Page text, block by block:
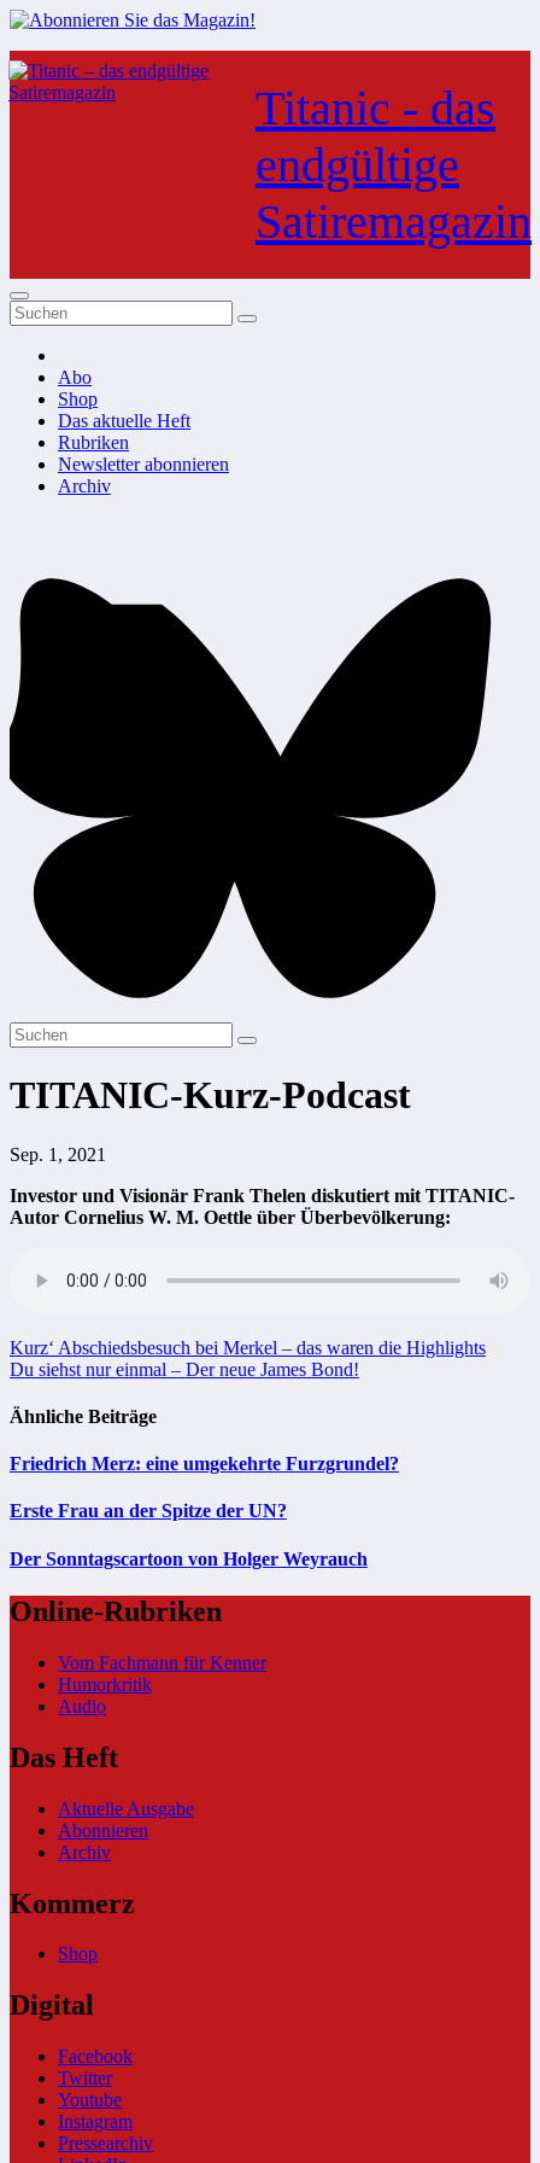
Zum
Inhalt
springen
Titanic - das
endgültige
Satiremagazin
Abo
Shop
Das aktuelle Heft
Rubriken
Newsletter abonnieren
Archiv
TITANIC-Kurz-Podcast
Sep. 1, 2021
Investor und Visionär Frank Thelen diskutiert mit TITANIC-
Autor Cornelius W. M. Oettle über Überbevölkerung:
Beitragsnavigation
Kurz‘ Abschiedsbesuch bei Merkel – das waren die Highlights
Du siehst nur einmal – Der neue James Bond!
Ähnliche Beiträge
Friedrich Merz: eine umgekehrte Furzgrundel?
Erste Frau an der Spitze der UN?
Der Sonntagscartoon von Holger Weyrauch
Online-Rubriken
Vom Fachmann für Kenner
Humorkritik
Audio
Das Heft
Aktuelle Ausgabe
Abonnieren
Archiv
Kommerz
Shop
Digital
Facebook
Twitter
Youtube
Instagram
Pressearchiv